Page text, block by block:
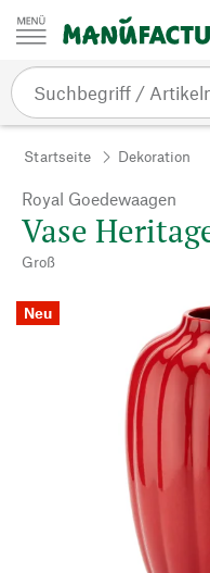
Zum Inhalt springen
Startseite Dekoration
Royal Goedewaagen
Vase
Groß
Neu